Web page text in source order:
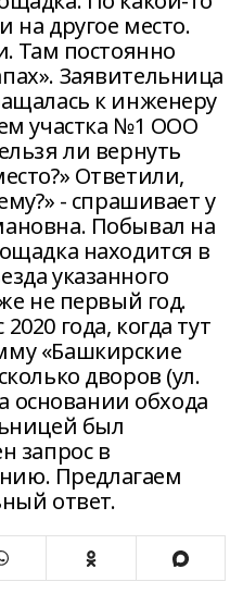
на другое место.
Там постоянно
Заявительница
к инженеру
участка №1 ООО
ли вернуть
Ответили,
- спрашивает у
Побывал на
находится в
указанного
не первый год.
года, когда тут
«Башкирские
дворов (ул.
основании обхода
был
запрос в
Предлагаем
ответ.